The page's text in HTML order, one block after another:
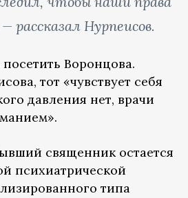
рассказал Нурпеисов.
Воронцова.
тот «чувствует себя
давления нет, врачи
священник остается
психиатрической
типа